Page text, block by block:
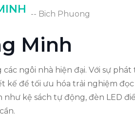
-- Bich Phuong
Minh
ngôi nhà hiện đại. Với sự phát
kế để tối ưu hóa trải nghiệm đọc
kệ sách tự động, đèn LED